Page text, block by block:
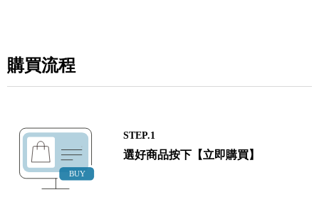
購買流程
STEP.1
選好商品按下【立即購買】